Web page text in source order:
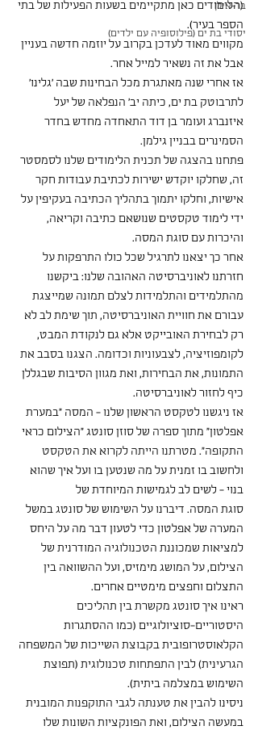
בר-אילן
יסודי בת ים (פילוסופיה עם ילדים)
(הלימודים כאן מתקיימים בשעות הפעילות של בתי
הספר בעיר).
מקווים מאוד לעדכן בקרוב על יוזמה חדשה בעניין
אבל את זה נשאיר למייל אחר.
אז אחרי שנה מאתגרת מכל הבחינות שבה 'גלינו'
לתרבוטק בת ים, כיתה יב' הנפלאה של יעל
איזנברג ועומר בן דוד התאחדה מחדש בחדר
הסמינרים בבניין גילמן.
פתחנו בהצגה של תכנית הלימודים שלנו לסמסטר
זה, שחלקו יוקדש ישירות לכתיבת עבודות חקר
אישיות, וחלקו יתמוך בתהליך הכתיבה בעקיפין על
ידי לימוד טקסטים שנושאם כתיבה וקריאה,
והיכרות עם סוגת המסה.
אחר כך יצאנו לתרגיל שכל כולו התרפקות על
חזרתנו לאוניברסיטה האהובה שלנו: ביקשנו
מהתלמידים והתלמידות לצלם תמונה שמייצגת
עבורם את חוויית האוניברסיטה, תוך שימת לב לא
רק לבחירת האובייקט אלא גם לנקודת המבט,
לקומפוזיציה, לצבעוניות וכדומה. הצגנו בסבב את
התמונות, את הבחירות, ואת מגוון הסיבות שבגללן
כיף לחזור לאוניברסיטה.
אז ניגשנו לטקסט הראשון שלנו - המסה "במערת
אפלטון" מתוך ספרה של סוזן סונטג "הצילום כראי
התקופה". מטרתנו הייתה לקרוא את הטקסט
ולחשוב בו זמנית על מה שנטען בו ועל איך שהוא
בנוי - לשים לב לגמישות המיוחדת של
סוגת המסה. דיברנו על השימוש של סונטג במשל
המערה של אפלטון כדי לטעון דבר מה על היחס
למציאות שמכוננת הטכנולוגיה המודרנית של
הצילום, על המושג מימזיס, ועל ההשוואה בין
התצלום וחפצים מימטיים אחרים.
ראינו איך סונטג מקשרת בין תהליכים
היסטוריים-סוציולוגיים (כמו ההסתגרות
הקלאוסטרופובית בקבוצת השייכות של המשפחה
הגרעינית) לבין התפתחות טכנולוגית (תפוצת
השימוש במצלמה ביתית).
ניסינו להבין את טענתה לגבי התוקפנות המובנית
במעשה הצילום, ואת הפונקציות השונות שלו